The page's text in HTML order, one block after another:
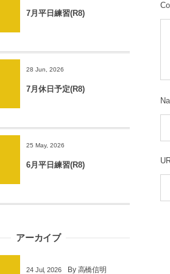
7月平日練習(R8)
28 Jun, 2026
7月休日予定(R8)
25 May, 2026
6月平日練習(R8)
アーカイブ
24 Jul,2026 By 高橋信明